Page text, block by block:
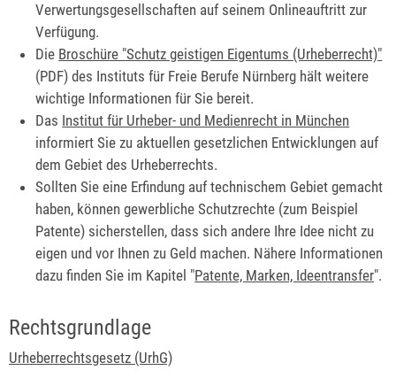
Verwertungsgesellschaften auf seinem Onlineauftritt zur
Verfügung.
Die Broschüre "Schutz geistigen Eigentums (Urheberrecht)"
(PDF) des Instituts für Freie Berufe Nürnberg hält weitere
wichtige Informationen für Sie bereit.
Das Institut für Urheber- und Medienrecht in München
informiert Sie zu aktuellen gesetzlichen Entwicklungen auf
dem Gebiet des Urheberrechts.
Sollten Sie eine Erfindung auf technischem Gebiet gemacht
haben, können gewerbliche Schutzrechte (zum Beispiel
Patente) sicherstellen, dass sich andere Ihre Idee nicht zu
eigen und vor Ihnen zu Geld machen. Nähere Informationen
dazu finden Sie im Kapitel "Patente, Marken, Ideentransfer".
Rechtsgrundlage
Urheberrechtsgesetz (UrhG)